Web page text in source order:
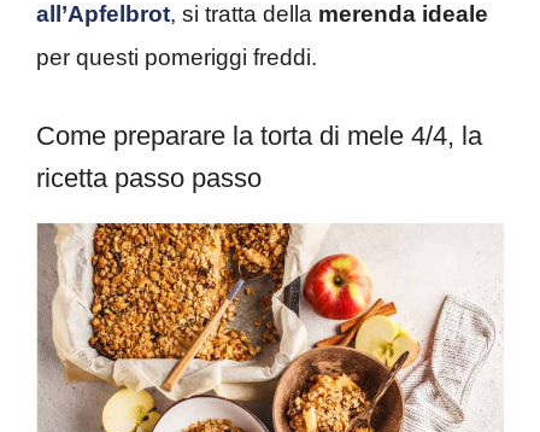
all’Apfelbrot, si tratta della merenda ideale
per questi pomeriggi freddi.
Come preparare la torta di mele 4/4, la
ricetta passo passo